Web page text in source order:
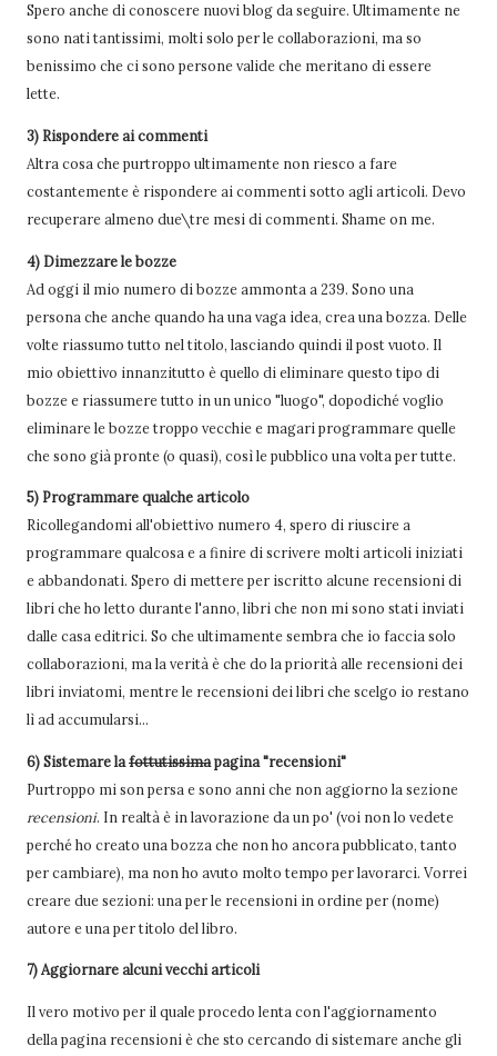
Spero anche di conoscere nuovi blog da seguire. Ultimamente ne
sono nati tantissimi, molti solo per le collaborazioni, ma so
benissimo che ci sono persone valide che meritano di essere
lette.
3) Rispondere ai commenti
Altra cosa che purtroppo ultimamente non riesco a fare
costantemente è rispondere ai commenti sotto agli articoli. Devo
recuperare almeno due\tre mesi di commenti. Shame on me.
4) Dimezzare le bozze
Ad oggi il mio numero di bozze ammonta a 239. Sono una
persona che anche quando ha una vaga idea, crea una bozza. Delle
volte riassumo tutto nel titolo, lasciando quindi il post vuoto. Il
mio obiettivo innanzitutto è quello di eliminare questo tipo di
bozze e riassumere tutto in un unico "luogo", dopodiché voglio
eliminare le bozze troppo vecchie e magari programmare quelle
che sono già pronte (o quasi), così le pubblico una volta per tutte.
5) Programmare qualche articolo
Ricollegandomi all'obiettivo numero 4, spero di riuscire a
programmare qualcosa e a finire di scrivere molti articoli iniziati
e abbandonati. Spero di mettere per iscritto alcune recensioni di
libri che ho letto durante l'anno, libri che non mi sono stati inviati
dalle casa editrici. So che ultimamente sembra che io faccia solo
collaborazioni, ma la verità è che do la priorità alle recensioni dei
libri inviatomi, mentre le recensioni dei libri che scelgo io restano
lì ad accumularsi...
6) Sistemare lafottutissimapagina "recensioni"
Purtroppo mi son persa e sono anni che non aggiorno la sezione
recensioni. In realtà è in lavorazione da un po' (voi non lo vedete
perché ho creato una bozza che non ho ancora pubblicato, tanto
per cambiare), ma non ho avuto molto tempo per lavorarci. Vorrei
creare due sezioni: una per le recensioni in ordine per (nome)
autore e una per titolo del libro.
7) Aggiornare alcuni vecchi articoli
Il vero motivo per il quale procedo lenta con l'aggiornamento
della pagina recensioni è che sto cercando di sistemare anche gli